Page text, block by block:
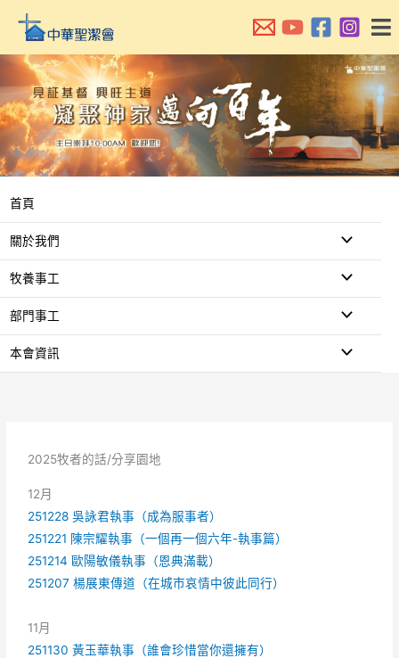
主
內
容
首頁
關於我們
牧養事工
部門事工
本會資訊
2025牧者的話/分享園地
12月
251228 吳詠君執事（成為服事者）
251221 陳宗耀執事（一個再一個六年-執事篇）
251214 歐陽敏儀執事（恩典滿載）
251207 楊展東傳道（在城市哀情中彼此同行）
11月
251130 黃玉華執事（誰會珍惜當你還擁有）